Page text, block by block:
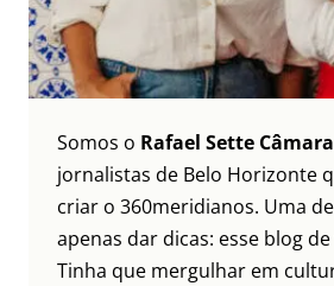
Somos o Rafael Sette Câmara
jornalistas de Belo Horizonte
criar o 360meridianos. Uma
apenas dar dicas: esse blog
Tinha que mergulhar em